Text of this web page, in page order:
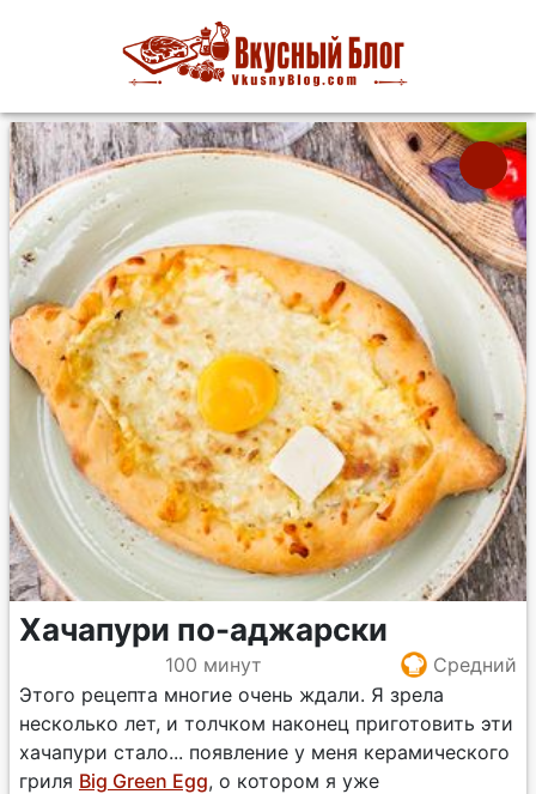
Хачапури по-аджарски
100 минут
Средний
Этого рецепта многие очень ждали. Я зрела
несколько лет, и толчком наконец приготовить эти
хачапури стало... появление у меня керамического
гриля Big Green Egg, о котором я уже